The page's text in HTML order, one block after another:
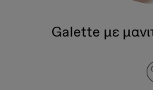
Galette με